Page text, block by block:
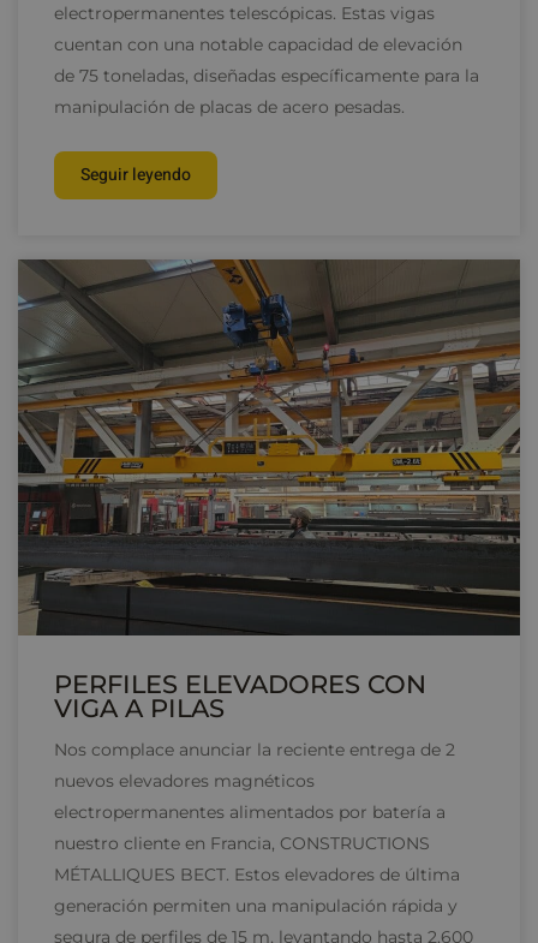
electropermanentes telescópicas. Estas vigas
cuentan con una notable capacidad de elevación
de 75 toneladas, diseñadas específicamente para la
manipulación de placas de acero pesadas.
Seguir leyendo
PERFILES ELEVADORES CON
VIGA A PILAS
Nos complace anunciar la reciente entrega de 2
nuevos elevadores magnéticos
electropermanentes alimentados por batería a
nuestro cliente en Francia, CONSTRUCTIONS
MÉTALLIQUES BECT. Estos elevadores de última
generación permiten una manipulación rápida y
segura de perfiles de 15 m, levantando hasta 2.600